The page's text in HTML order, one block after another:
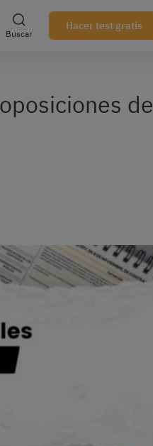
Buscar
Hacer test gratis
de